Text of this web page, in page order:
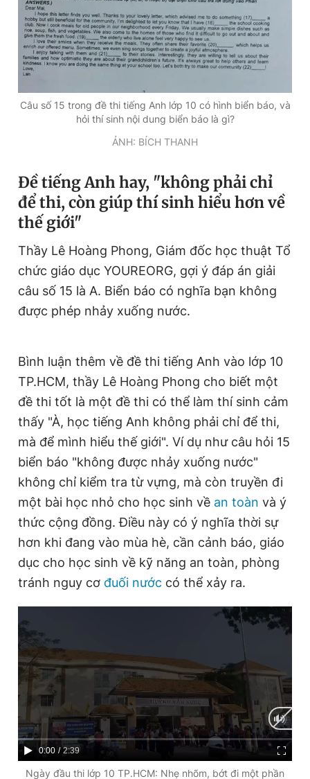
Câu số 15 trong đề thi tiếng Anh lớp 10 có hình biển báo, và
hỏi thí sinh nội dung biển báo là gì?
ẢNH: BÍCH THANH
Đề tiếng Anh hay, "không phải chỉ
để thi, còn giúp thí sinh hiểu hơn về
thế giới"
Thầy Lê Hoàng Phong, Giám đốc học thuật Tổ
chức giáo dục YOUREORG, gợi ý đáp án giải
câu số 15 là A. Biển báo có nghĩa bạn không
được phép nhảy xuống nước.
Bình luận thêm về đề thi tiếng Anh vào lớp 10
TP.HCM, thầy Lê Hoàng Phong cho biết một
đề thi tốt là một đề thi có thể làm thí sinh cảm
thấy "À, học tiếng Anh không phải chỉ để thi,
mà để mình hiểu thế giới". Ví dụ như câu hỏi 15
biển báo "không được nhảy xuống nước"
không chỉ kiểm tra từ vựng, mà còn truyền đi
một bài học nhỏ cho học sinh về an toàn và ý
thức cộng đồng. Điều này có ý nghĩa thời sự
hơn khi đang vào mùa hè, cần cảnh báo, giáo
dục cho học sinh về kỹ năng an toàn, phòng
tránh nguy cơ đuối nước có thể xảy ra.
C
u
0:00 / D
u
2:39
Ngày đầu thi lớp 10 TP.HCM: Nhẹ nhõm, bớt đi một phần